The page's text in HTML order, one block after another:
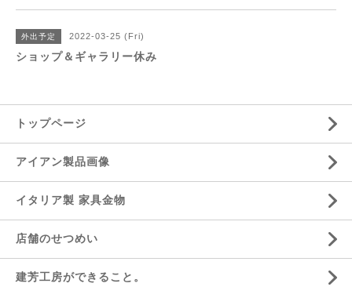
外出予定 2022-03-25 (Fri)
ショップ＆ギャラリー休み
トップページ
アイアン製品画像
イタリア製 家具金物
店舗のせつめい
建芳工房ができること。